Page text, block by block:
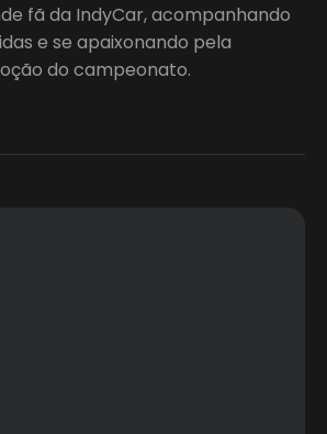
fã da IndyCar, acompanhando
e se apaixonando pela
do campeonato.